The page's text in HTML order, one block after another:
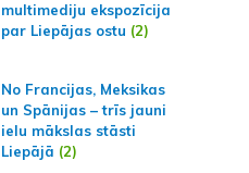
multimediju ekspozīcija
par Liepājas ostu (2)
No Francijas, Meksikas
un Spānijas – trīs jauni
ielu mākslas stāsti
Liepājā (2)